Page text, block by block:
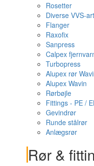
Rosetter
Diverse VVS-
Flanger
Raxofix
Sanpress
Calpex
Turbopress
Alupex rør
Alupex Wavin
Rørbøjle
Fittings - PE /
Gevindrør
Runde stålrør
Anlægsrør
Rør &